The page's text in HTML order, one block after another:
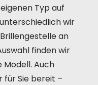
Typ auf
wir
an
finden wir
Modell. Auch
für Sie bereit –